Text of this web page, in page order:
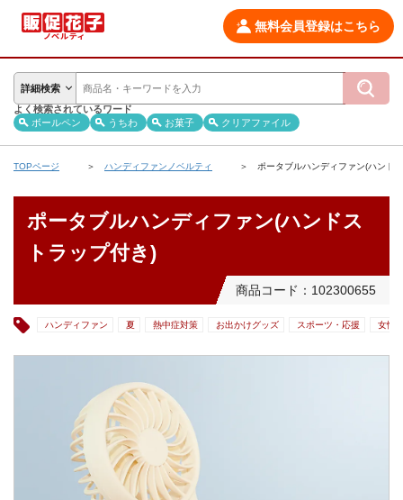
無料会員登録はこちら
詳細検索
よく検索されているワード
ボールペン
うちわ お菓子 クリアファイル
TOPページ ハンディファンノベルティ ポータブルハンディファン(ハンド
ポータブルハンディファン(ハンドス
トラップ付き)
商品コード：102300655
ハンディファン 夏 熱中症対策 お出かけグッズ スポーツ・応援 女性